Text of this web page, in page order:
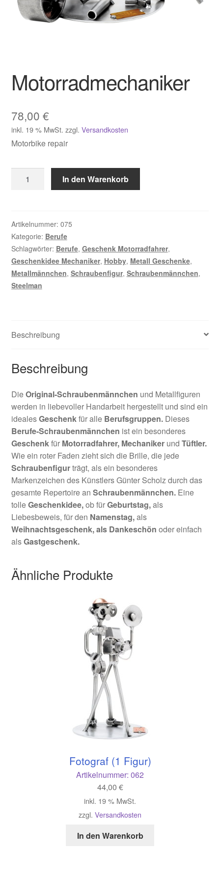
Motorradmechaniker
78,00 €
inkl. 19 % MwSt. zzgl. Versandkosten
Motorbike repair
Motorradmechaniker
Menge
In den Warenkorb
Artikelnummer: 075
Kategorie: Berufe
Schlagwörter: Berufe, Geschenk Motorradfahrer,
Geschenkidee Mechaniker, Hobby, Metall Geschenke,
Metallmännchen, Schraubenfigur, Schraubenmännchen,
Steelman
Beschreibung
Beschreibung
DieOriginal-Schraubenmännchen und Metallfiguren
werden in liebevoller Handarbeit hergestellt und sind ein
idealesGeschenkfür alle Berufsgruppen.Dieses
Berufe-Schraubenmännchen ist ein besonderes
Geschenkfür Motorradfahrer, Mechaniker und Tüftler.
Wie ein roter Faden zieht sich die Brille, die jede
Schraubenfigurträgt, als ein besonderes
Markenzeichen des Künstlers Günter Scholz durch das
gesamte Repertoire an Schraubenmännchen.Eine
tolleGeschenkidee,ob fürGeburtstag,als
Liebesbeweis, für den Namenstag,als
Weihnachtsgeschenk,als Dankeschön oder einfach
alsGastgeschenk.
Ähnliche Produkte
Fotograf (1 Figur)
Artikelnummer: 062
44,00 €
inkl. 19 % MwSt.
zzgl. Versandkosten
In den Warenkorb